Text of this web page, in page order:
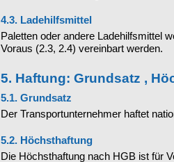
4.3. Ladehilfsmittel
Paletten oder andere Ladehilfsmittel
Voraus (2.3, 2.4) vereinbart werden.
5. Haftung: Grundsatz ,
5.1. Grundsatz
Der Transportunternehmer haftet
5.2. Höchsthaftung
Die Höchsthaftung nach HGB ist für